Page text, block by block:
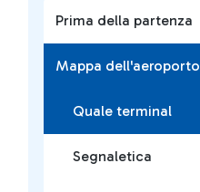
Prima della partenza
Mappa dell'aeroporto
Quale terminal
Segnaletica